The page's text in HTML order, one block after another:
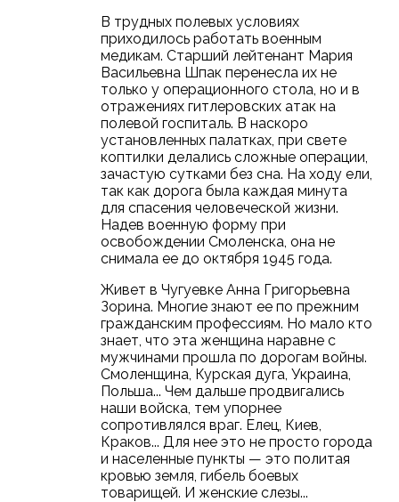
В трудных полевых условиях
приходилось работать военным
медикам. Старший лейтенант Мария
Васильевна Шпак перенесла их не
только у операционного стола, но и в
отражениях гитлеровских атак на
полевой госпиталь. В наскоро
установленных палатках, при свете
коптилки делались сложные операции,
зачастую сутками без сна. На ходу ели,
так как дорога была каждая минута
для спасения человеческой жизни.
Надев военную форму при
освобождении Смоленска, она не
снимала ее до октября 1945 года.
Живет в Чугуевке Анна Григорьевна
Зорина. Многие знают ее по прежним
гражданским профессиям. Но мало кто
знает, что эта женщина наравне с
мужчинами прошла по дорогам войны.
Смоленщина, Курская дуга, Украина,
Польша... Чем дальше продвигались
наши войска, тем упорнее
сопротивлялся враг. Елец, Киев,
Краков... Для нее это не просто города
и населенные пункты — это политая
кровью земля, гибель боевых
товарищей. И женские слезы...